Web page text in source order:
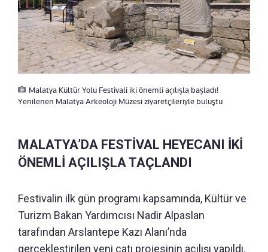
Malatya Kültür Yolu Festivali iki önemli açılışla başladı!
Yenilenen Malatya Arkeoloji Müzesi ziyaretçileriyle buluştu
MALATYA’DA FESTİVAL HEYECANI İKİ
ÖNEMLİ AÇILIŞLA TAÇLANDI
Festivalin ilk gün programı kapsamında, Kültür ve
Turizm Bakan Yardımcısı Nadir Alpaslan
tarafından Arslantepe Kazı Alanı’nda
gerçekleştirilen yeni çatı projesinin açılışı yapıldı.